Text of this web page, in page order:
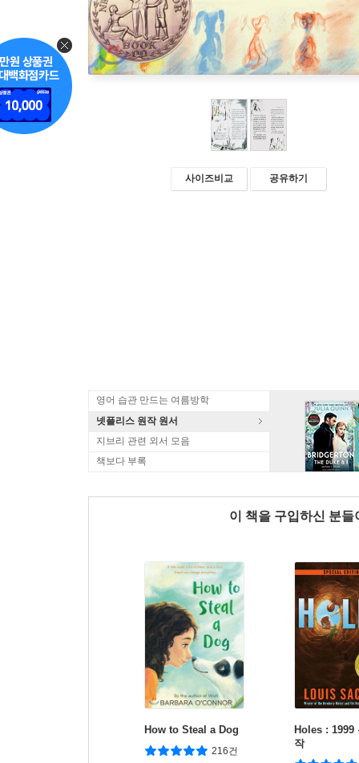
사이즈비교 공유하기
영어 습관 만드는 여름방학
넷플리스 원작 원서
지브리 관련 외서 모음
책보다 부록
이 책을 구입하신 분
How to Steal a Dog
216건
Holes : 1999
작